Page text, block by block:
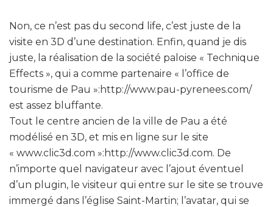
Non, ce n’est pas du second life, c’est juste de la
visite en 3D d’une destination. Enfin, quand je dis
juste, la réalisation de la société paloise « Technique
Effects », qui a comme partenaire « l’office de
tourisme de Pau »:http://www.pau-pyrenees.com/
est assez bluffante.
Tout le centre ancien de la ville de Pau a été
modélisé en 3D, et mis en ligne sur le site
« www.clic3d.com »:http://www.clic3d.com. De
n’importe quel navigateur avec l’ajout éventuel
d’un plugin, le visiteur qui entre sur le site se trouve
immergé dans l’église Saint-Martin; l’avatar, qui se